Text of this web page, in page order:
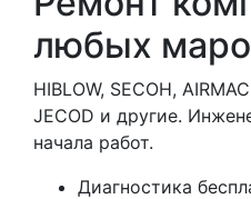
любых
HIBLOW, SECOH,
JECOD и другие.
начала работ.
Диагностика